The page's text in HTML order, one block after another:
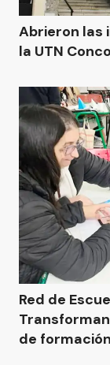
Abrieron las
la UTN
Red de
de